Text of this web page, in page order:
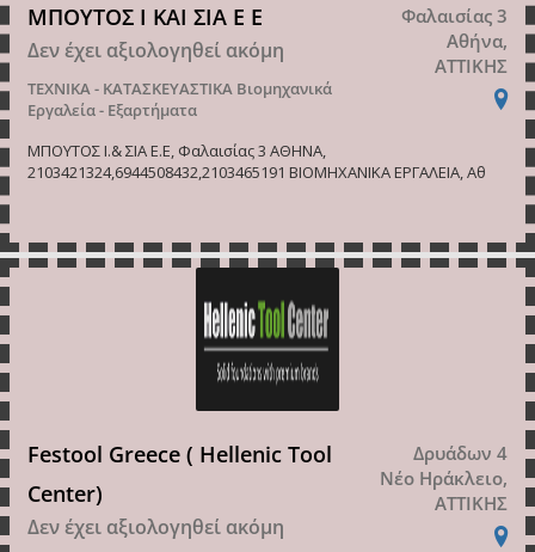
ΜΠΟΥΤΟΣ Ι ΚΑΙ ΣΙΑ Ε Ε
Δεν έχει αξιολογηθεί ακόμη
ΤΕΧΝΙΚΑ - ΚΑΤΑΣΚΕΥΑΣΤΙΚΑ Βιομηχανικά
Εργαλεία - Εξαρτήματα
Φαλαισίας 3
Αθήνα,
ΑΤΤΙΚΗΣ
ΜΠΟΥΤΟΣ Ι.& ΣΙΑ Ε.Ε, Φαλαισίας 3 ΑΘΗΝΑ,
2103421324,6944508432,2103465191 ΒΙΟΜΗΧΑΝΙΚΑ ΕΡΓΑΛΕΙΑ, Αθ
Festool Greece ( Hellenic Tool
Center)
Δεν έχει αξιολογηθεί ακόμη
Δρυάδων 4
Νέο Ηράκλειο,
ΑΤΤΙΚΗΣ